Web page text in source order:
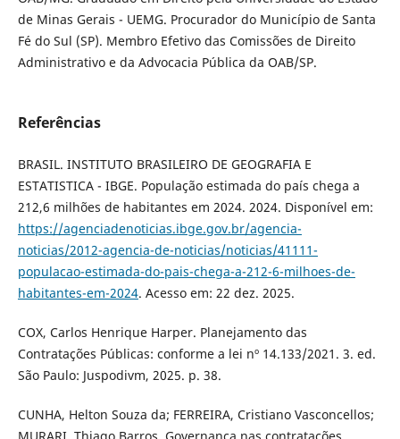
de Minas Gerais - UEMG. Procurador do Município de Santa
Fé do Sul (SP). Membro Efetivo das Comissões de Direito
Administrativo e da Advocacia Pública da OAB/SP.
Referências
BRASIL. INSTITUTO BRASILEIRO DE GEOGRAFIA E
ESTATISTICA - IBGE. População estimada do país chega a
212,6 milhões de habitantes em 2024. 2024. Disponível em:
https://agenciadenoticias.ibge.gov.br/agencia-
noticias/2012-agencia-de-noticias/noticias/41111-
populacao-estimada-do-pais-chega-a-212-6-milhoes-de-
habitantes-em-2024. Acesso em: 22 dez. 2025.
COX, Carlos Henrique Harper. Planejamento das
Contratações Públicas: conforme a lei nº 14.133/2021. 3. ed.
São Paulo: Juspodivm, 2025. p. 38.
CUNHA, Helton Souza da; FERREIRA, Cristiano Vasconcellos;